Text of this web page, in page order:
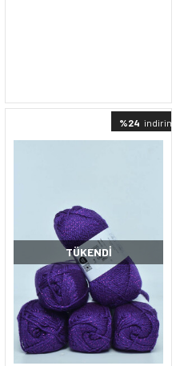
%24 indirimli
TÜKENDI